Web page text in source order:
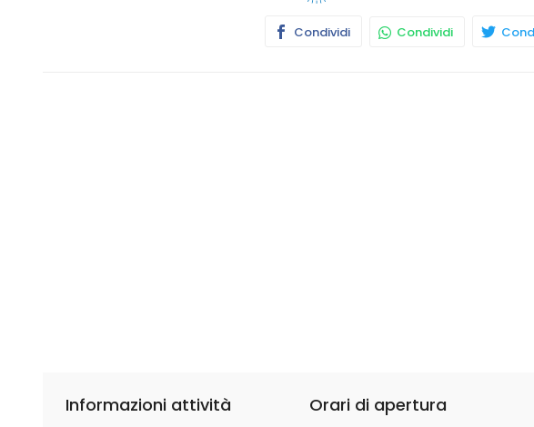
Condividi Condividi
Informazioni attività Orari di apertura